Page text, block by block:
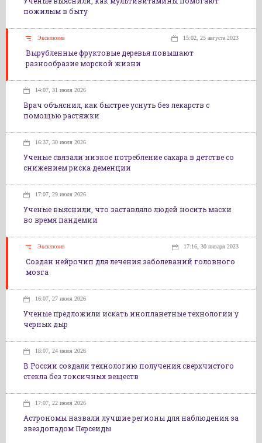
пожилым в быту
Эксклюзив 15:02, 25 августа 2023
Вырубленные фруктовые деревья повышают
разнообразие морской жизни
14:07, 31 июля 2026
Врач объяснил, как быстрее уснуть без лекарств с
помощью растяжки
16:37, 30 июля 2026
Ученые связали низкое потребление сахара в детстве со
снижением риска деменции
17:07, 29 июля 2026
Ученые выяснили, что заставляло людей носить маски
во время пандемии
Эксклюзив 17:16, 30 января 2023
Создан нейрочип для лечения заболеваний головного
мозга
16:07, 27 июля 2026
Ученые предложили искать инопланетные технологии у
черных дыр
18:07, 24 июля 2026
В России создали технологию получения сверхчистого
стекла без токсичных веществ
17:07, 22 июля 2026
Астрономы назвали лучшие регионы для наблюдения за
звездопадом Персеиды